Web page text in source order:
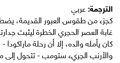
الترجمة:عربي
كجزء من طقوس العبور القديمة، يضطر
غابة العصر الحجري الخطرة ليثبت
كان يأمله والده، إلا أن رحلة
والأرنب الجريء ستومب - تتحول إلى